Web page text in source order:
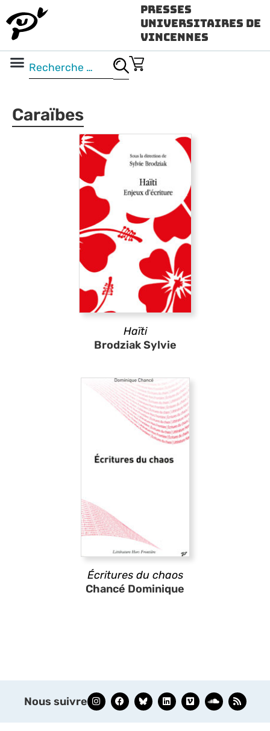
Presses
Universitaires de
Vincennes
Caraïbes
Haïti
Brodziak Sylvie
Écritures du chaos
Chancé Dominique
Nous suivre